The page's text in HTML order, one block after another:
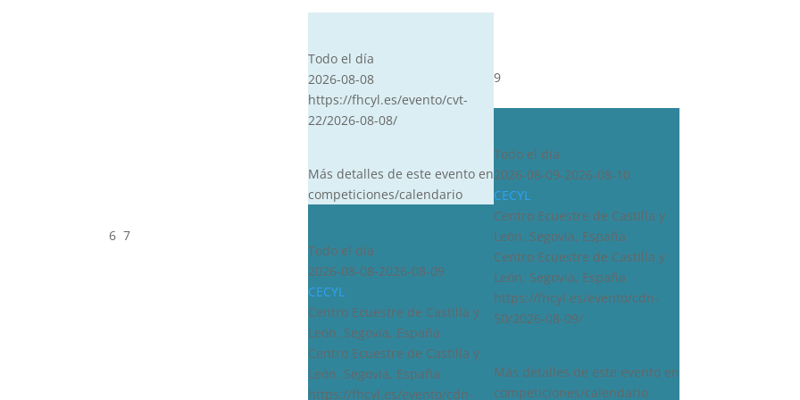
6 7
Todo el día
2026-08-08
https://fhcyl.es/evento/cvt-
22/2026-08-08/
Más detalles de este evento en
competiciones/calendario
Todo el día
2026-08-08-2026-08-09
CECYL
Centro Ecuestre de Castilla y
León, Segovia, España
Centro Ecuestre de Castilla y
León, Segovia, España
https://fhcyl.es/evento/cdn-
9
Todo el día
2026-08-09-2026-08-10
CECYL
Centro Ecuestre de Castilla y
León, Segovia, España
Centro Ecuestre de Castilla y
León, Segovia, España
https://fhcyl.es/evento/cdn-
50/2026-08-09/
Más detalles de este evento en
competiciones/calendario